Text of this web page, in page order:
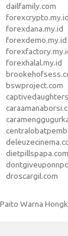
dailfamily.com
forexcrypto.my.id
forexdana.my.id
forexdemo.my.id
forexhalal.my.id
bswproject.com
dietpillspapa.com
droscargil.com
Paito Warna